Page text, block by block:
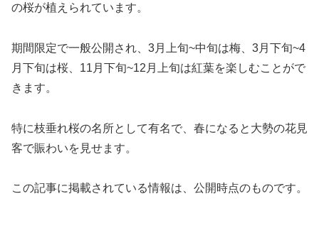
の桜が植えられています。
期間限定で一般公開され、3月上旬~中旬は梅、3月下旬~4
月下旬は桜、11月下旬~12月上旬は紅葉を楽しむことがで
きます。
特に枝垂れ桜の名所として有名で、春になると大勢の花見
客で賑わいを見せます。
この記事に掲載されている情報は、公開時点のものです。